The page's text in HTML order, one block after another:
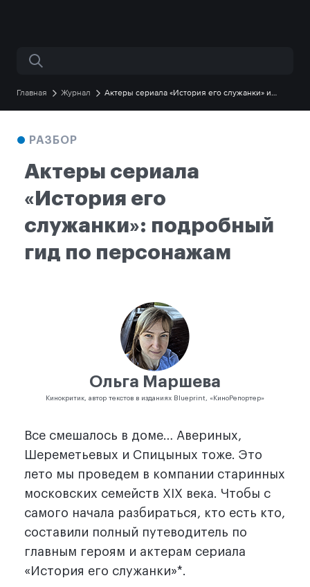
Поиск по сайту
Главная Журнал
Актеры сериала «История его служанки» и
РАЗБОР
Актеры сериала
«История его
служанки»: подробный
гид по персонажам
Ольга Маршева
Кинокритик, автор текстов в изданиях Blueprint, «КиноРепортер»
Все смешалось в доме… Авериных,
Шереметьевых и Спицыных тоже. Это
лето мы проведем в компании старинных
московских семейств XIX века. Чтобы с
самого начала разбираться, кто есть кто,
составили полный путеводитель по
главным героям и актерам сериала
«История его служанки»*.